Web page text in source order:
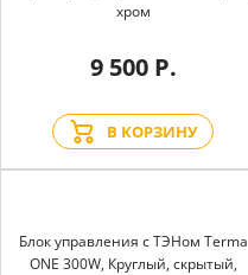
хром
9 500 Р.
В КОРЗИНУ
Блок управления с ТЭНом Terma
ONE 300W, Круглый, скрытый,